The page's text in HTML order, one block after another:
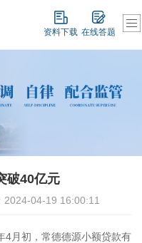
资料下载 在线答题
破40亿元
2024-04-19 16:00:11
4月初 ，常德德源小额贷款有